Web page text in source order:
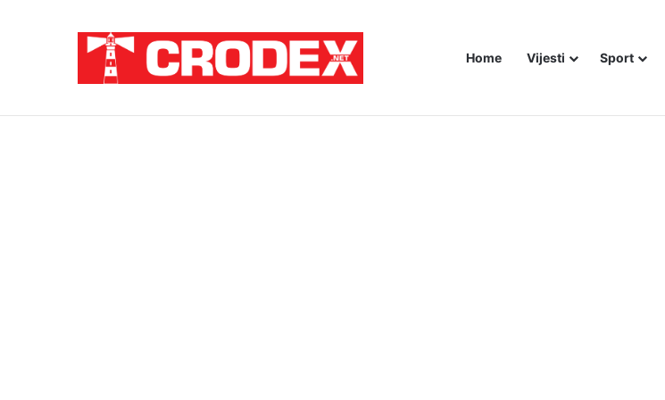
Home Vijesti Sport
Breaking News TRI DESETLJEĆA KRIKOVA OČAJNIKA